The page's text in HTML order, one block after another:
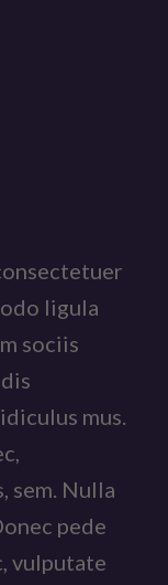
ligula
sociis
mus.
sem. Nulla
pede
vulputate